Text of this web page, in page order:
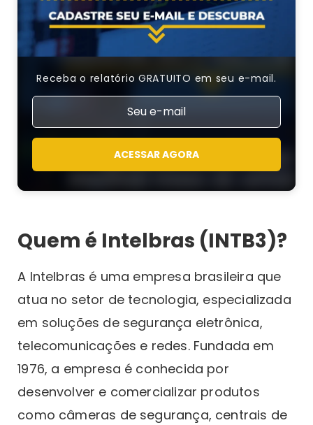
Receba o relatório GRATUITO em seu e-mail.
ACESSAR AGORA
Quem é Intelbras (INTB3)?
A Intelbras é uma empresa brasileira que
atua no setor de tecnologia, especializada
em soluções de segurança eletrônica,
telecomunicações e redes. Fundada em
1976, a empresa é conhecida por
desenvolver e comercializar produtos
como câmeras de segurança, centrais de